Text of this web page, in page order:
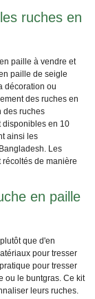
ruches en
paille à vendre et
paille de seigle
décoration ou
des ruches en
des ruches
disponibles en 10
ainsi les
Les
de manière
en paille
que d'en
pour tresser
pratique pour tresser
ou le buntgras. Ce kit
leurs ruches.